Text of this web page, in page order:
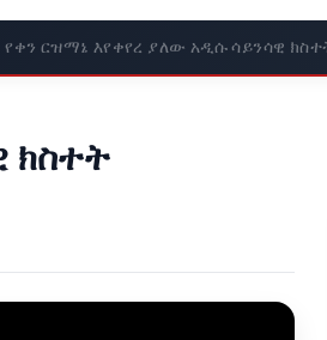
ርዝማኔ እየቀየረ ያለው አዲሱ ሳይንሳዊ
ክስተት